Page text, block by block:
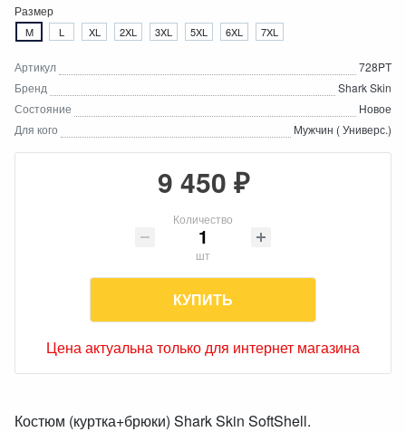
Размер
M L XL 2XL 3XL 5XL 6XL 7XL
Артикул
728PT
Бренд
Shark Skin
Состояние
Новое
Для кого
Мужчин ( Универс.)
9 450 ₽
Количество
шт
КУПИТЬ
Цена актуальна только для интернет магазина
Костюм (куртка+брюки) Shark Skin SoftShell.